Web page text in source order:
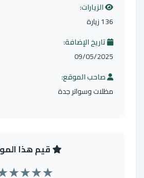
الزيارات:
136 زيارة
تاريخ الإضافة:
09/05/2025
صاحب الموقع:
مظلات وسواتر جدة
قيم هذا
★
★
★
★